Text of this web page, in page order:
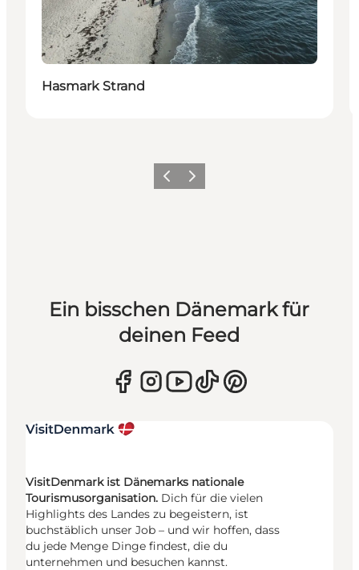
Hasmark Strand
ZurückWeiter
Ein bisschen Dänemark für
deinen Feed
VisitDenmark ist Dänemarks nationale
Tourismusorganisation. Dich für die vielen
Highlights des Landes zu begeistern, ist
buchstäblich unser Job – und wir hoffen, dass
du jede Menge Dinge findest, die du
unternehmen und besuchen kannst.